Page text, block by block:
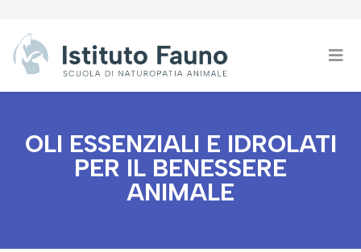
OLI ESSENZIALI E IDROLATI
PER IL BENESSERE
ANIMALE